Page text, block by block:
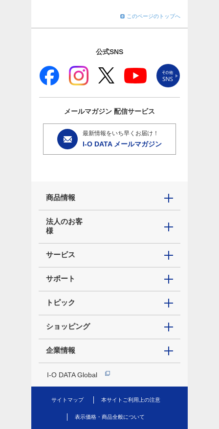
このページのトップへ
公式SNS
メールマガジン 配信サービス
最新情報をいち早くお届け！
I-O DATA メールマガジン
商品情報
法人のお客
様
サービス
サポート
トピック
ショッピング
企業情報
I-O DATA Global
サイトマップ 本サイトご利用上の注意
表示価格・商品全般について